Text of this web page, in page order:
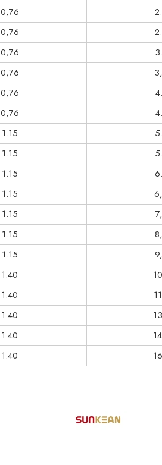
0,76
0,76
0,76
0,76
0,76
0,76
1.15
1.15
1.15
1.15
1.15
1.15
1.15
1.40
1.40
1.40
1.40
1.40